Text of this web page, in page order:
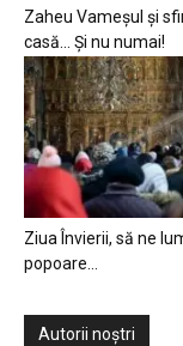
Zaheu Vameșul și
casă… Și nu numai!
Ziua Învierii, să ne
popoare…
Autorii noștri